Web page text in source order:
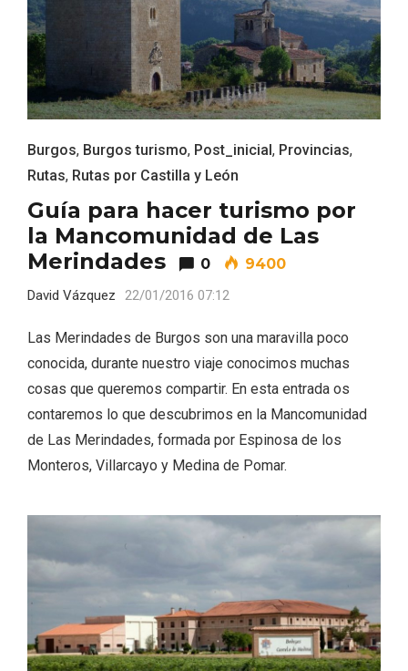
Burgos, Burgos turismo, Post_inicial, Provincias,
Rutas, Rutas por Castilla y León
Guía para hacer turismo por
la Mancomunidad de Las
Merindades
0 9400
David Vázquez 22/01/2016 07:12
Las Merindades de Burgos son una maravilla poco
conocida, durante nuestro viaje conocimos muchas
cosas que queremos compartir. En esta entrada os
contaremos lo que descubrimos en la Mancomunidad
de Las Merindades, formada por Espinosa de los
Monteros, Villarcayo y Medina de Pomar.
Fiesta de Primavera 2026 en la Ruta del
Vino de Cigales